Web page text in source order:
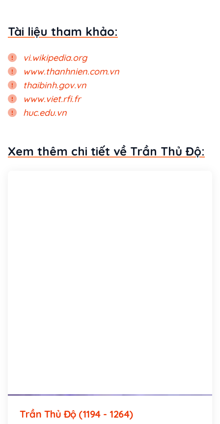
Tài liệu tham khảo:
vi.wikipedia.org
www.thanhnien.com.vn
thaibinh.gov.vn
www.viet.rfi.fr
huc.edu.vn
Xem thêm chi tiết về Trần Thủ Độ:
Trần Thủ Độ (1194 - 1264)